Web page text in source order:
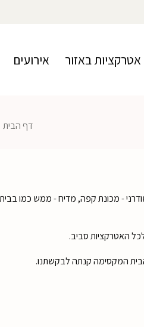
אטרקציות באזור אירועים
דף הבית
האטרקציות סביב.
הבית המקסימה קנתה לבקשתנו.